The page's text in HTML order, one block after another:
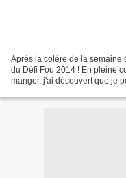
Après la colère de la semaine
du Défi Fou 2014 ! En pleine
manger, j'ai découvert que je